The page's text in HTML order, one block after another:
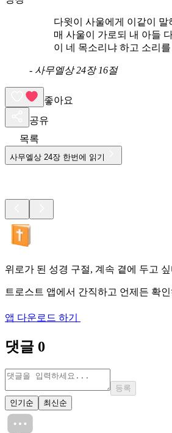
다윗이 사울에게 이같이 말
매 사울이 가로되 내 아들
이 네 목소리냐 하고 소리
- 사무엘상 24장 16절
좋아요
공유
목록
사무엘상 24장 한번에 읽기
위로가 된 성경 구절, 계속 곁에 두고
트로스트 앱에서 간직하고 언제든 확
앱 다운로드 하기
댓글 0
등록
인기순
최신순